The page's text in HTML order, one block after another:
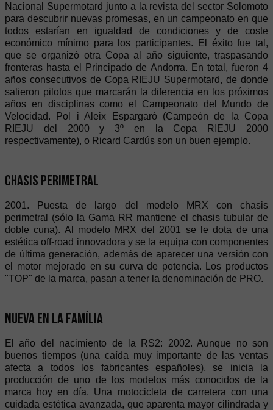
Nacional Supermotard junto a la revista del sector Solomoto
para descubrir nuevas promesas, en un campeonato en que
todos estarían en igualdad de condiciones y de coste
económico mínimo para los participantes. El éxito fue tal,
que se organizó otra Copa al año siguiente, traspasando
fronteras hasta el Principado de Andorra. En total, fueron 4
años consecutivos de Copa RIEJU Supermotard, de donde
salieron pilotos que marcarán la diferencia en los próximos
años en disciplinas como el Campeonato del Mundo de
Velocidad. Pol i Aleix Espargaró (Campeón de la Copa
RIEJU del 2000 y 3º en la Copa RIEJU 2000
respectivamente), o Ricard Cardús son un buen ejemplo.
Chasis perimetral
2001. Puesta de largo del modelo MRX con chasis
perimetral (sólo la Gama RR mantiene el chasis tubular de
doble cuna). Al modelo MRX del 2001 se le dota de una
estética off-road innovadora y se la equipa con componentes
de última generación, además de aparecer una versión con
el motor mejorado en su curva de potencia. Los productos
"TOP" de la marca, pasan a tener la denominación de PRO.
Nueva en la família
El año del nacimiento de la RS2: 2002. Aunque no son
buenos tiempos (una caída muy importante de las ventas
afecta a todos los fabricantes españoles), se inicia la
producción de uno de los modelos más conocidos de la
marca hoy en día. Una motocicleta de carretera con una
cuidada estética avanzada, que aparenta mayor cilindrada y